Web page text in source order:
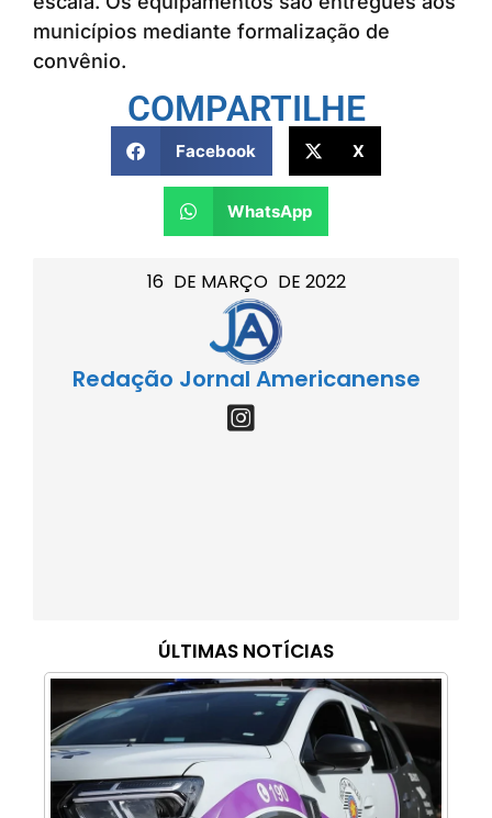
16 DE MARÇO DE 2022
Redação Jornal Americanense
ÚLTIMAS NOTÍCIAS
municípios mediante formalização de
convênio.
COMPARTILHE
Facebook X
WhatsApp